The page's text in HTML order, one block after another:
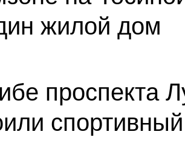
жилой дом
проспекта